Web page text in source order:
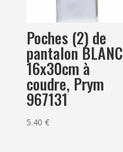
Poches (2) de
pantalon BLANC
16x30cm à
coudre, Prym
967131
5.40 €